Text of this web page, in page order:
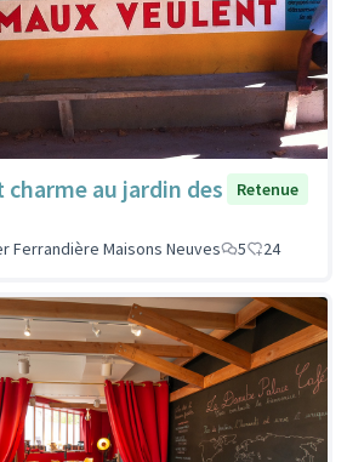
charme au jardin des
Retenue
Ferrandière Maisons Neuves 5 24